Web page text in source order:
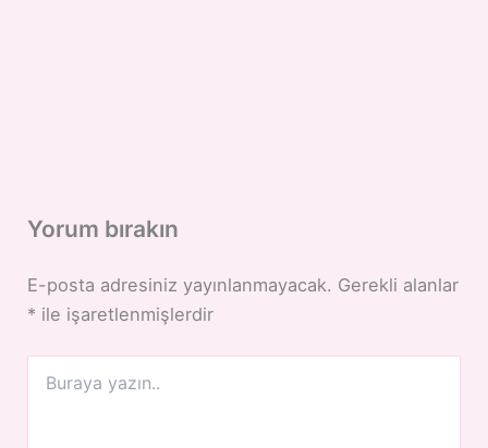
Yorum bırakın
E-posta adresiniz yayınlanmayacak. Gerekli alanlar
* ile işaretlenmişlerdir
yazın..